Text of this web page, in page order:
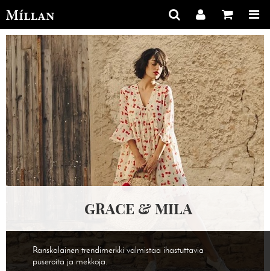
GRACE & MILA
Ranskalainen trendimerkki valmistaa ihastuttavia
puseroita ja mekkoja.